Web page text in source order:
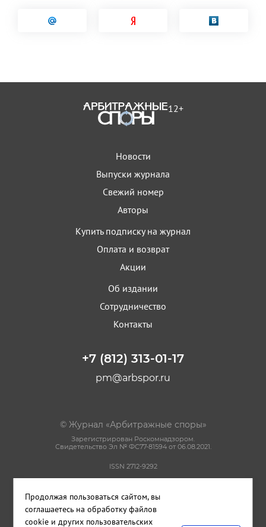
12+
Новости
Выпуски журнала
Свежий номер
Авторы
Купить подписку на журнал
Оплата и возврат
Акции
Об издании
Сотрудничество
Контакты
+7 (812) 313-01-17
pm@arbspor.ru
© Журнал «Арбитражные споры»
Зарегистрирован Роскомнадзором.
Свидетельство Эл № ФС77-81594 от 06.08.2021.
ISSN 2712-9292
Пользовательское соглашение
Правила использования материалов сайта
Продолжая пользоваться сайтом, вы
соглашаетесь на обработку файлов
cookie и других пользовательских